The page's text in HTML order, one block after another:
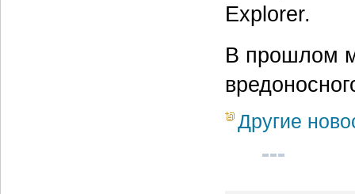
Explorer.
В прошлом
Другие